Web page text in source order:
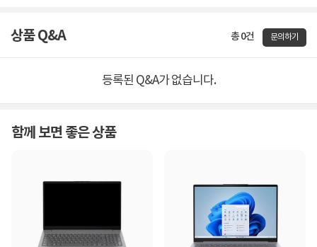
상품 Q&A 총 0건 문의하기
등록된 Q&A가 없습니다.
함께 보면 좋은 상품